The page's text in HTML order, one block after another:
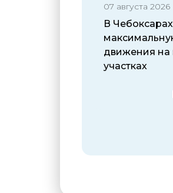
07 августа 2026
В
движения на
участках